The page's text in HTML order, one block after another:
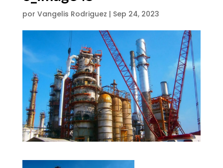
por Vangelis Rodriguez | Sep 24, 2023